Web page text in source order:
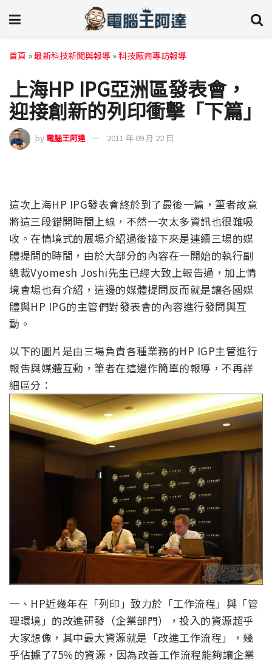
首頁 »最新科技新聞與報導 »科技廠商專訪報導
上海HP IPG亞洲區發表會，
迎接創新的列印衝擊「下篇」
by 電腦王阿達 2011 年 09 月 22 日
這次上海HP IPG發表會終於到了最後一篇，筆者故意
將這三段錯開時間上線，不然一次太多資訊也很難吸
收。在情境式的展場介紹過後接下來是連續三場的媒
體提問的時間，由於大部分的內容在一開始的執行副
總裁Vyomesh Joshi先生已經大致上報告過，加上情
境會場也有介紹，這邊的媒體提問反而就是讓各國媒
體與HP IPG的主管們對發表會的內容進行發問與互
動。
以下的圖片是由三場負責各種業務的HP IGP主管進行
報告與媒體互動，筆者在這邊作簡單的報導，不再詳
細區分：
一、HP近幾年在「列印」致力於「工作流程」與「管
理環境」的改進研發（企業部門），投入的資源超乎
大家想像，其中最大資源就是「改進工作流程」，幾
乎佔據了75％的資源，因為改善工作流程能夠讓企業